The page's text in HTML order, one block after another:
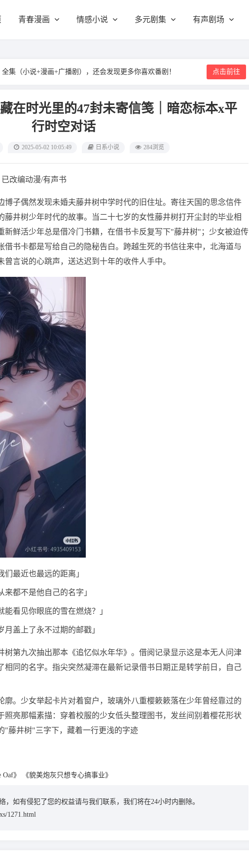
青春漫画 情感小说 多元剧集 有声剧场
集（小说+漫画+广播剧），还会发现更多你喜欢番剧！ 点击前往
在时光里的47封未寄信笺｜暗恋标本x平
行时空对话
2025-05-02 10:05:49 日系小说 284浏览
改编动漫/有声书
博子偶然发现未婚夫藤井树中学时代的旧住址。寄往天国的思念信件
藤井树少年时代的故事。当二十七岁的女性藤井树打开尘封的毕业相
新鲜活少年总是借冷门书籍，在借书卡反复写下"藤井树"；少女被迫传
借书卡都是写给自己的隐秘告白。跨越生死的书信往来中，北海道与
言说的心跳声，送达迟到十年的收件人手中。
最近也最远的距离」
都不是他自己的名字」
看见你眼底的雪在燃烧？」
盖上了永不过期的邮戳」
树第九次抽出那本《追忆似水年华》。借阅记录显示这是本无人问津
相同的名字。指尖突然凝滞在最新记录借书日期正是转学前日，自己
廓。少女举起卡片对着窗户，玻璃外八重樱簌簌落在少年曾经靠过的
照亮那幅素描：穿着校服的少女低头整理图书，发丝间别着樱花形状
"藤井树"三字下，藏着一行更浅的字迹
Oaf》 《貌美炮灰只想专心搞事业》
，如有侵犯了您的权益请与我们联系，我们将在24小时内删除。
1271.html